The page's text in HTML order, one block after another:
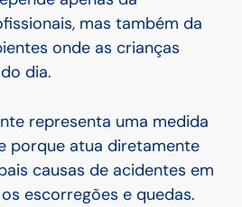
mas também da
onde as crianças
dia.
representa uma medida
porque atua diretamente
causas de acidentes em
escorregões e quedas.